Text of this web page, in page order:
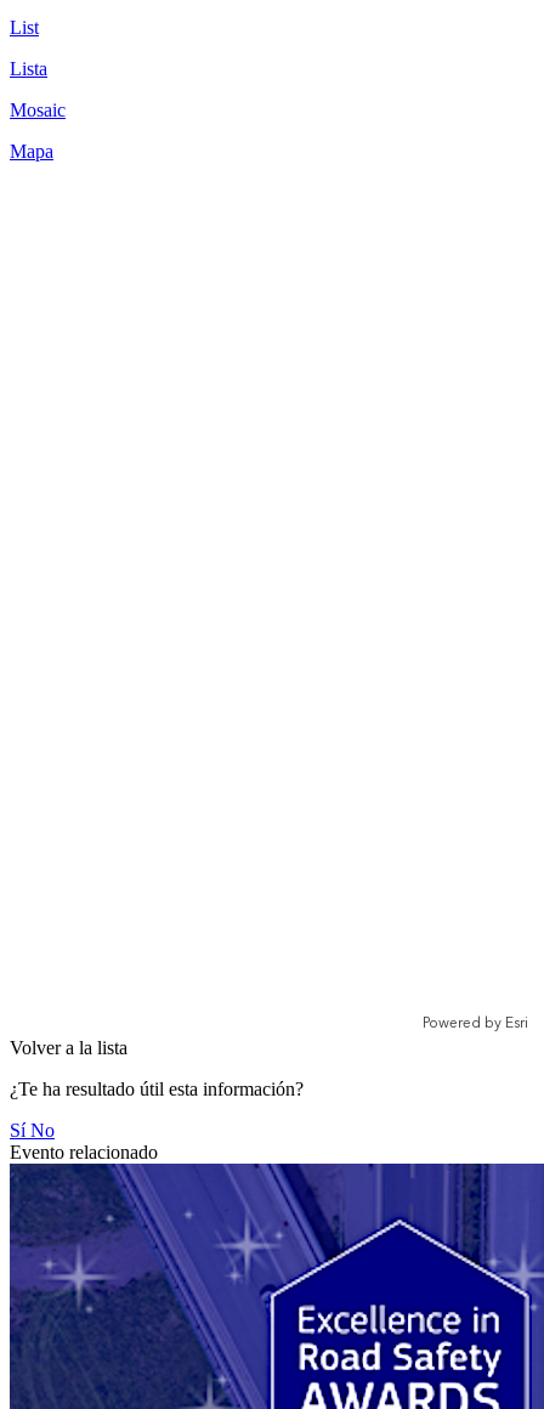
List
Lista
Mosaic
Mapa
Volver a la lista
¿Te ha resultado útil esta información?
SíNo
Evento relacionado